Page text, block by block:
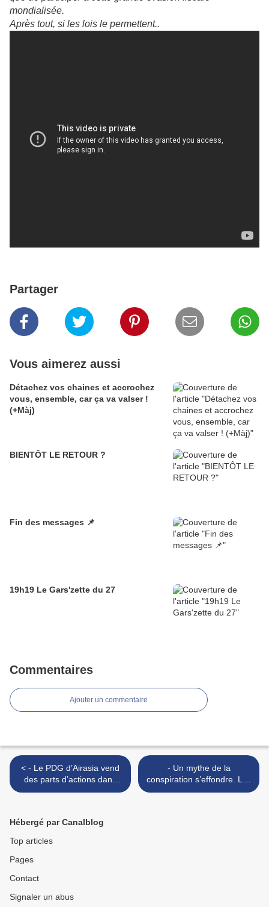
mondialisée.
Après tout, si les lois le permettent..
Partager
Vous aimerez aussi
Détachez vos chaines et accrochez
vous, ensemble, car ça va valser !
(+Màj)
BIENTÔT LE RETOUR ?
Fin des messages 📌
19h19 Le Gars'zette du 27
Commentaires
Ajouter un commentaire
< - Le PDG d’Airasia vend
des parts d’actions dans
une assurance quelques
- Un mythe de la
conspiration s’effondre. Les
chemtrails n’ont jamais
Hébergé par Canalblog
Top articles
Pages
Contact
Signaler un abus